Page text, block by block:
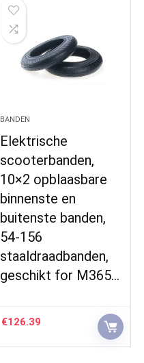
BANDEN
Elektrische
scooterbanden,
10×2 opblaasbare
binnenste en
buitenste banden,
54-156
staaldraadbanden,
geschikt for M365…
€126.39